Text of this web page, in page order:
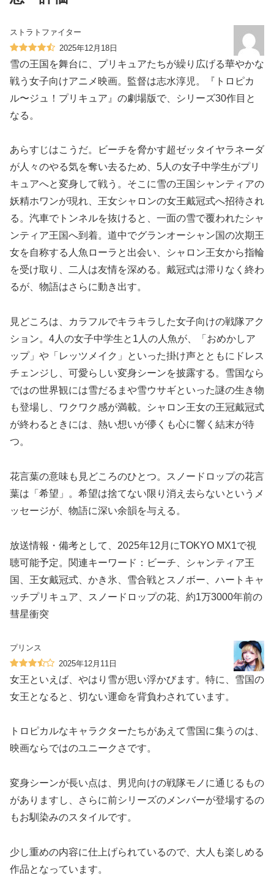
ストラトファイター
2025年12月18日
雪の王国を舞台に、プリキュアたちが繰り広げる華やかな
戦う女子向けアニメ映画。監督は志水淳児。『トロピカ
ル〜ジュ！プリキュア』の劇場版で、シリーズ30作目と
なる。
あらすじはこうだ。ビーチを脅かす超ゼッタイヤラネーダ
が人々のやる気を奪い去るため、5人の女子中学生がプリ
キュアへと変身して戦う。そこに雪の王国シャンティアの
妖精ホワンが現れ、王女シャロンの女王戴冠式へ招待され
る。汽車でトンネルを抜けると、一面の雪で覆われたシャ
ンティア王国へ到着。道中でグランオーシャン国の次期王
女を自称する人魚ローラと出会い、シャロン王女から指輪
を受け取り、二人は友情を深める。戴冠式は滞りなく終わ
るが、物語はさらに動き出す。
見どころは、カラフルでキラキラした女子向けの戦隊アク
ション。4人の女子中学生と1人の人魚が、「おめかしア
ップ」や「レッツメイク」といった掛け声とともにドレス
チェンジし、可愛らしい変身シーンを披露する。雪国なら
ではの世界観には雪だるまや雪ウサギといった謎の生き物
も登場し、ワクワク感が満載。シャロン王女の王冠戴冠式
が終わるときには、熱い想いが儚くも心に響く結末が待
つ。
花言葉の意味も見どころのひとつ。スノードロップの花言
葉は「希望」。希望は捨てない限り消え去らないというメ
ッセージが、物語に深い余韻を与える。
放送情報・備考として、2025年12月にTOKYO MX1で視
聴可能予定。関連キーワード：ビーチ、シャンティア王
国、王女戴冠式、かき氷、雪合戦とスノボー、ハートキャ
ッチプリキュア、スノードロップの花、約1万3000年前の
彗星衝突
プリンス
2025年12月11日
女王といえば、やはり雪が思い浮かびます。特に、雪国の
女王となると、切ない運命を背負わされています。
トロピカルなキャラクターたちがあえて雪国に集うのは、
映画ならではのユニークさです。
変身シーンが長い点は、男児向けの戦隊モノに通じるもの
がありますし、さらに前シリーズのメンバーが登場するの
もお馴染みのスタイルです。
少し重めの内容に仕上げられているので、大人も楽しめる
作品となっています。